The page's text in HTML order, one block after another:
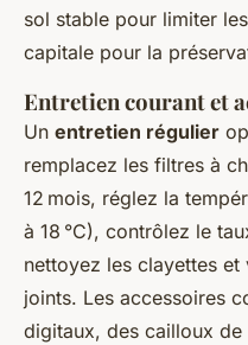
sol stable pour limiter
capitale pour la
Entretien courant et
Un entretien régulier
remplacez les filtres à
12 mois, réglez la
à 18 °C), contrôlez le
nettoyez les clayettes et
joints. Les accessoires
digitaux, des cailloux